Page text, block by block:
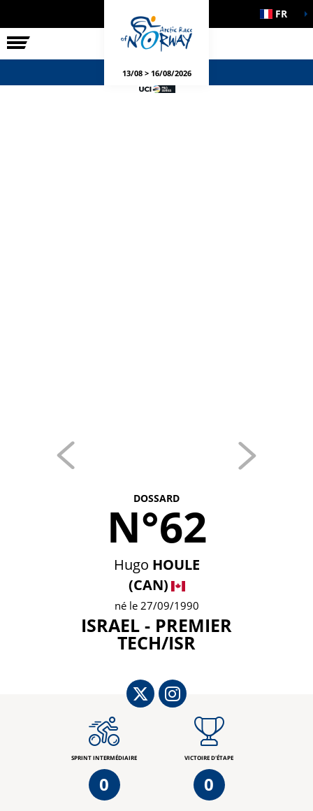
COURSE FR
13/08 > 16/08/2026
DOSSARD
N°62
Hugo HOULE
(CAN)
né le 27/09/1990
ISRAEL - PREMIER
TECH/ISR
SPRINT INTERMÉDIAIRE
0
VICTOIRE D'ÉTAPE
0